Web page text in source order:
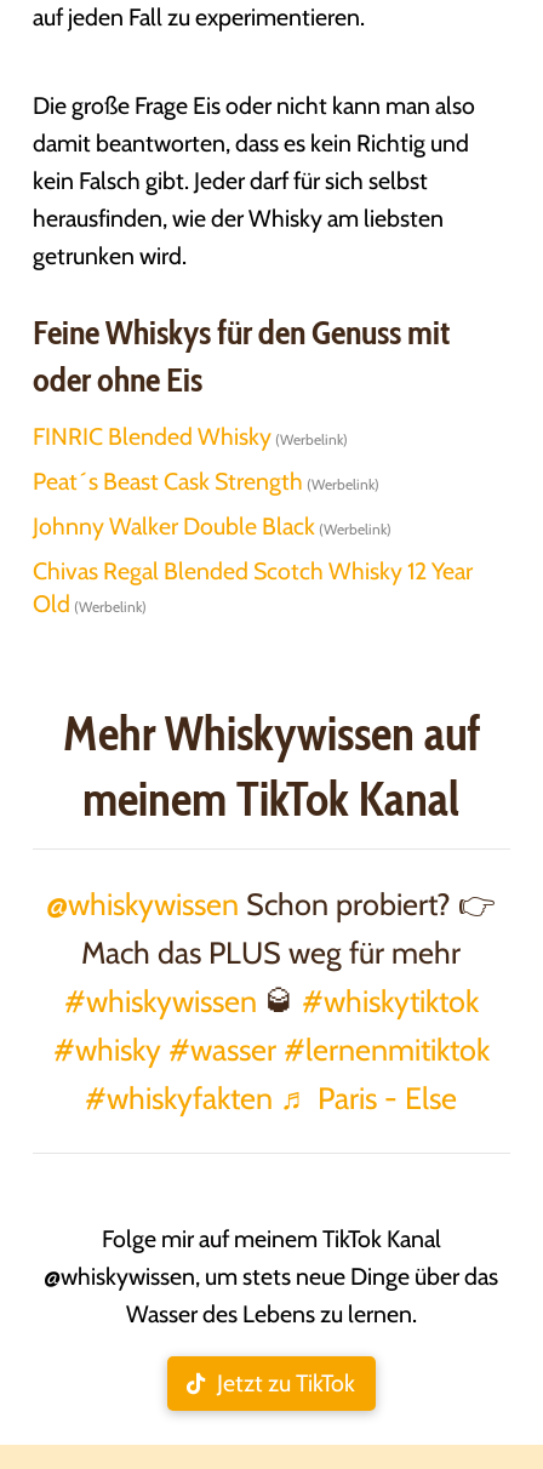
auf jeden Fall zu experimentieren.
Die große Frage Eis oder nicht kann man also
damit beantworten, dass es kein Richtig und
kein Falsch gibt. Jeder darf für sich selbst
herausfinden, wie der Whisky am liebsten
getrunken wird.
Feine Whiskys für den Genuss mit
oder ohne Eis
FINRIC Blended Whisky
Peat´s Beast Cask Strength
Johnny Walker Double Black
Chivas Regal Blended Scotch Whisky 12 Year
Old
Mehr Whiskywissen auf
meinem TikTok Kanal
@whiskywissen Schon probiert? 👉
Mach das PLUS weg für mehr
#whiskywissen 🥃 #whiskytiktok
#whisky #wasser #lernenmitiktok
#whiskyfakten ♬ Paris - Else
Folge mir auf meinem TikTok Kanal
@whiskywissen, um stets neue Dinge über das
Wasser des Lebens zu lernen.
Jetzt zu TikTok